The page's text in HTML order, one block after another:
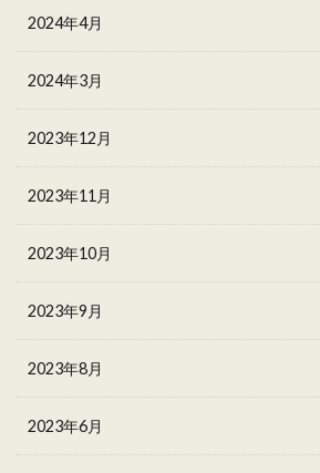
2024年4月
2024年3月
2023年12月
2023年11月
2023年10月
2023年9月
2023年8月
2023年6月